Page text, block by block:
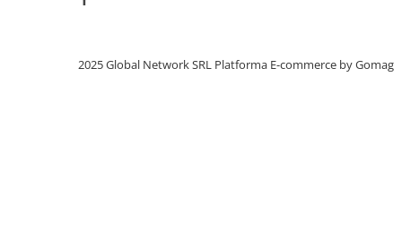
2025 Global Network SRL Platforma E-commerce by Gomag